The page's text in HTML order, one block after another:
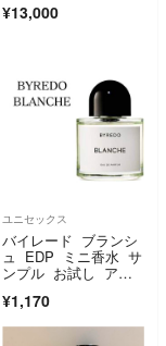
¥13,000
ユニセックス
バイレード ブランシ
ュ EDP ミニ香水 サ
ンプル お試し アト
¥1,170